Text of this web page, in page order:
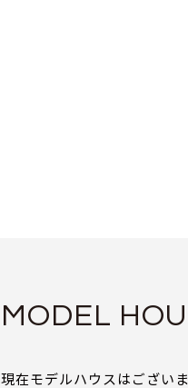
MODEL
現在モデルハウスはございま